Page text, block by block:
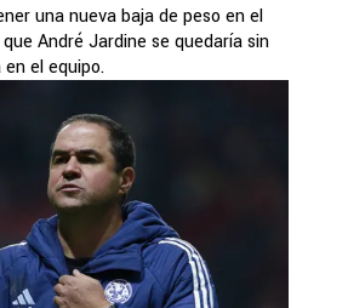
una nueva baja de peso en el
André Jardine se quedaría sin
el equipo.